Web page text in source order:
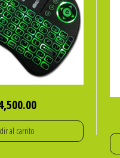
al carrito